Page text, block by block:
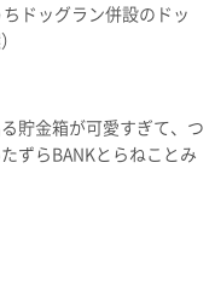
ドッグラン併設のドッ
貯金箱が可愛すぎて、つ
ずらBANKとらねことみ